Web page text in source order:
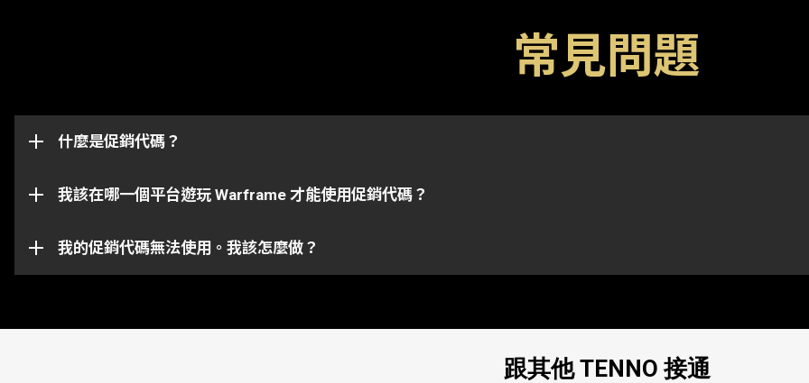
常見問題
什麼是促銷代碼？
促銷代碼是解鎖遊戲內物品（如浮印，加成或武器）的特殊代碼。請留意代碼一般有一個過期日期，一旦過期後便
代碼最初發送到的帳戶上。
我該在哪一個平台遊玩 Warframe 才能使用促銷代碼？
此促銷代碼頁面將成功兌換並發送物品到與你 Warframe 帳戶已連結的任何一個平台上。
請注意某些代碼僅適用於某些平台上。請確保你登入到跟你所選平台已連結的 Warframe 帳戶。
我的促銷代碼無法使用。我該怎麼做？
你的促銷代碼有可能已經過期或是被兌換過了。如需在特定問題上進一步的協助，請向我們的
跟其他 TENNO 接通